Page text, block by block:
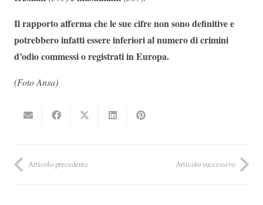
Il rapporto afferma che le sue cifre non sono definitive e
potrebbero infatti essere inferiori al numero di crimini
d’odio commessi o registrati in Europa.
(Foto Ansa)
Articolo precedente Articolo successivo